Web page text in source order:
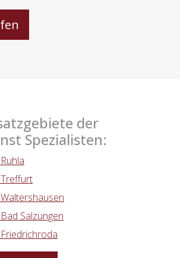
der
Spezialisten:
Salzungen